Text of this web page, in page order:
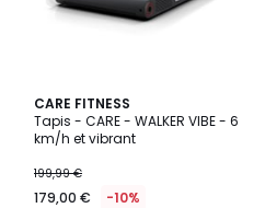
CARE FITNESS
Tapis - CARE - WALKER VIBE - 6
km/h et vibrant
199,99 €
179,00 € -10%